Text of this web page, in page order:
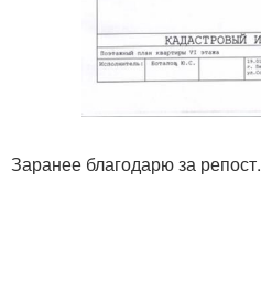
Заранее благодарю за репост.